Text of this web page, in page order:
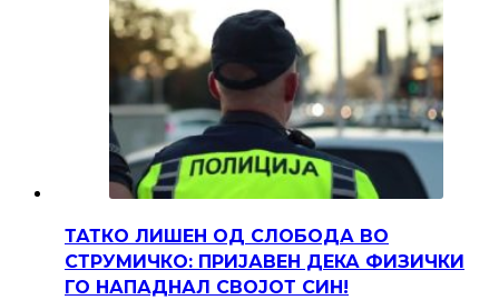
ТАТКО ЛИШЕН ОД СЛОБОДА ВО
СТРУМИЧКО: ПРИЈАВЕН ДЕКА ФИЗИЧКИ
ГО НАПАДНАЛ СВОЈОТ СИН!